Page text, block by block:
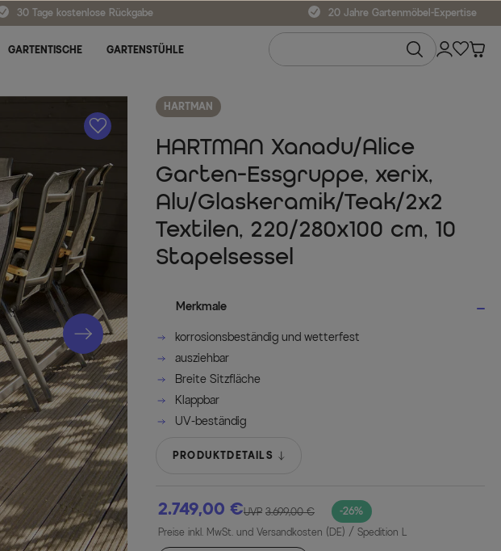
30 Tage kostenlose Rückgabe 20 Jahre Gartenmöbel-Expertise
GARTENTISCHE GARTENSTÜHLE
A
HARTMAN
HARTMAN Xanadu/Alice
Garten-Essgruppe, xerix,
Alu/Glaskeramik/Teak/2x2
Textilen, 220/280x100 cm, 10
Stapelsessel
Merkmale
korrosionsbeständig und wetterfest
ausziehbar
Breite Sitzfläche
Klappbar
UV-beständig
PRODUKTDETAILS
2.749,00 € -26%
UVP 3.699,00 €
Preise inkl. MwSt. und Versandkosten (DE) / Spedition L